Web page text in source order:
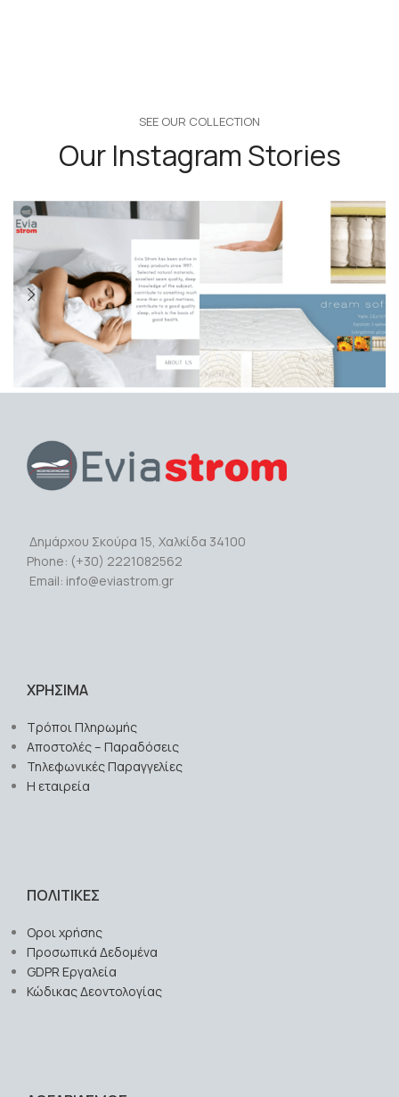
SEE OUR COLLECTION
Our Instagram Stories
Δημάρχου Σκούρα 15, Χαλκίδα 34100
Phone: (+30) 2221082562
Email: info@eviastrom.gr
ΧΡΗΣΙΜΑ
Τρόποι Πληρωμής
Αποστολές – Παραδόσεις
Τηλεφωνικές Παραγγελίες
Η εταιρεία
ΠΟΛΙΤΙΚΕΣ
Οροι χρήσης
Προσωπικά Δεδομένα
GDPR Εργαλεία
Κώδικας Δεοντολογίας